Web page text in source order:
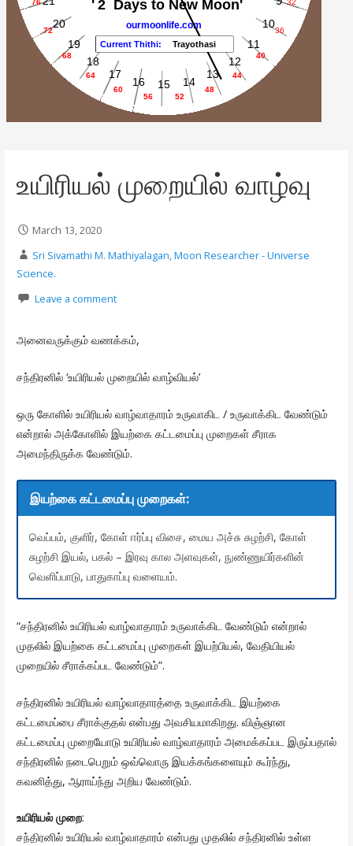
உயிரியல் முறையில் வாழ்வு
March 13, 2020
Sri Sivamathi M. Mathiyalagan, Moon Researcher - Universe
Science.
Leave a comment
அனைவருக்கும் வணக்கம்,
சந்திரனில் ‘உயிரியல் முறையில் வாழ்வியல்’
ஒரு கோளில் உயிரியல் வாழ்வாதாரம் உருவாகிட / உருவாக்கிட வேண்டும்
என்றால் அக்கோளில் இயற்கை கட்டமைப்பு முறைகள் சீராக
அமைந்திருக்க வேண்டும்.
இயற்கை கட்டமைப்பு முறைகள்:
வெப்பம், குளிர், கோள் ஈர்ப்பு விசை, மைய அச்சு சுழற்சி, கோள்
சுழற்சி இயல், பகல் – இரவு கால அளவுகள், நுண்ணுயிர்களின்
வெளிப்பாடு, பாதுகாப்பு வளையம்.
“சந்திரனில் உயிரியல் வாழ்வாதாரம் உருவாக்கிட வேண்டும் என்றால்
முதலில் இயற்கை கட்டமைப்பு முறைகள் இயற்பியல், வேதியியல்
முறையில் சீராக்கப்பட வேண்டும்”.
சந்திரனில் உயிரியல் வாழ்வாதாரத்தை உருவாக்கிட இயற்கை
கட்டமைப்பை சீராக்குதல் என்பது அவசியமாகிறது. விஞ்ஞான
கட்டமைப்பு முறையோடு உயிரியல் வாழ்வாதாரம் அமைக்கப்பட இருப்பதால்
சந்திரனில் நடைபெறும் ஒவ்வொரு இயக்கங்களையும் கூர்ந்து,
கவனித்து, ஆராய்ந்து அறிய வேண்டும்.
உயிரியல் முறை:
சந்திரனில் உயிரியல் வாழ்வாதாரம் என்பது முதலில் சந்திரனில் உள்ள